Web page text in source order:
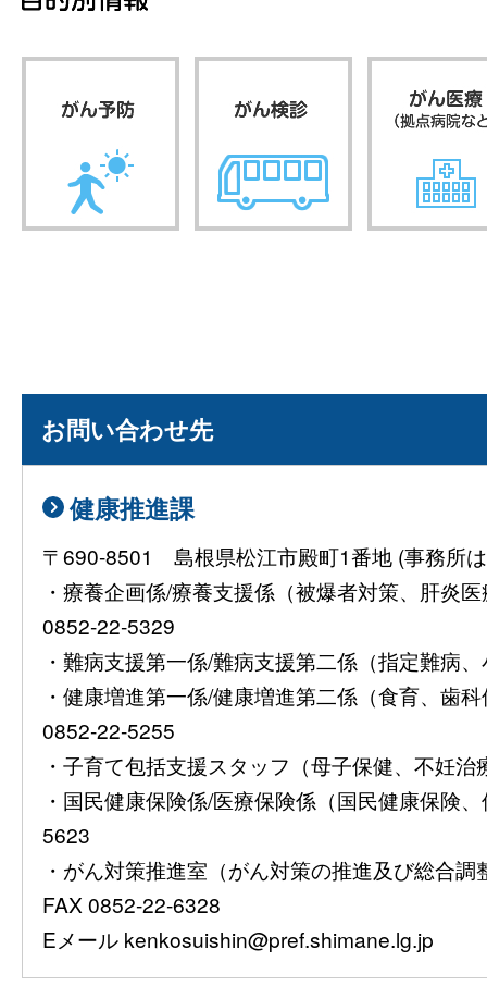
お問い合わせ先
健康推進課
〒690-8501 島根県松江市殿町1番地 (事務所
・療養企画係/療養支援係（被爆者対策、肝炎
0852-22-5329
・難病支援第一係/難病支援第二係（指定難病
・健康増進第一係/健康増進第二係（食育、歯
0852-22-5255
・子育て包括支援スタッフ（母子保健、不妊
・国民健康保険係/医療保険係（国民健康保険
5623
・がん対策推進室（がん対策の推進及び総合
FAX 0852-22-6328
Eメール kenkosuishin@pref.shimane.lg.jp